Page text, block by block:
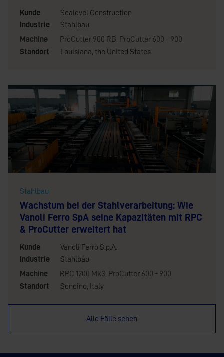
Kunde
Sealevel Construction
Industrie
Stahlbau
Machine
ProCutter 900 RB, ProCutter 600 - 900
Standort
Louisiana, the United States
Stahlbau
Wachstum bei der Stahlverarbeitung: Wie
Vanoli Ferro SpA seine Kapazitäten mit RPC
& ProCutter erweitert hat
Kunde
Vanoli Ferro S.p.A.
Industrie
Stahlbau
Machine
RPC 1200 Mk3, ProCutter 600 - 900
Standort
Soncino, Italy
Alle Fälle sehen